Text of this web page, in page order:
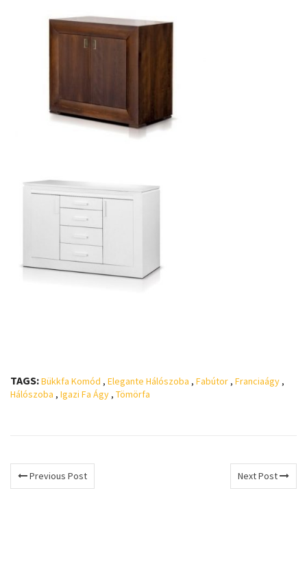
TAGS:Bükkfa Komód , Elegante Hálószoba , Fabútor , Franciaágy ,
Hálószoba , Igazi Fa Ágy , Tömörfa
Previous Post Next Post